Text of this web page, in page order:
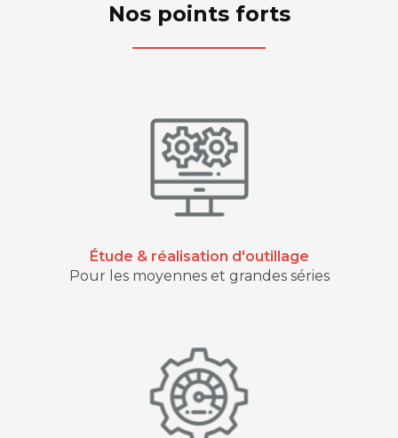
Nos points forts
Étude & réalisation d'outillage
Pour les moyennes et grandes séries